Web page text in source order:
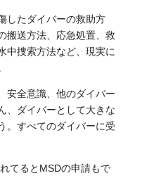
したダイバーの救助方
搬送方法、応急処置、救
中捜索方法など、現実に
安全意識、他のダイバー
、ダイバーとして大きな
。すべてのダイバーに受
てるとMSDの申請もで